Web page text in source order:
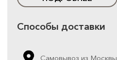
Способы доставки
Самовывоз из Москвы